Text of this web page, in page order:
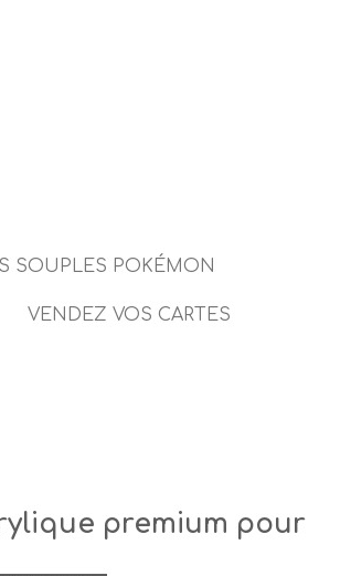
SOUPLES POKÉMON
VENDEZ VOS CARTES
premium pour